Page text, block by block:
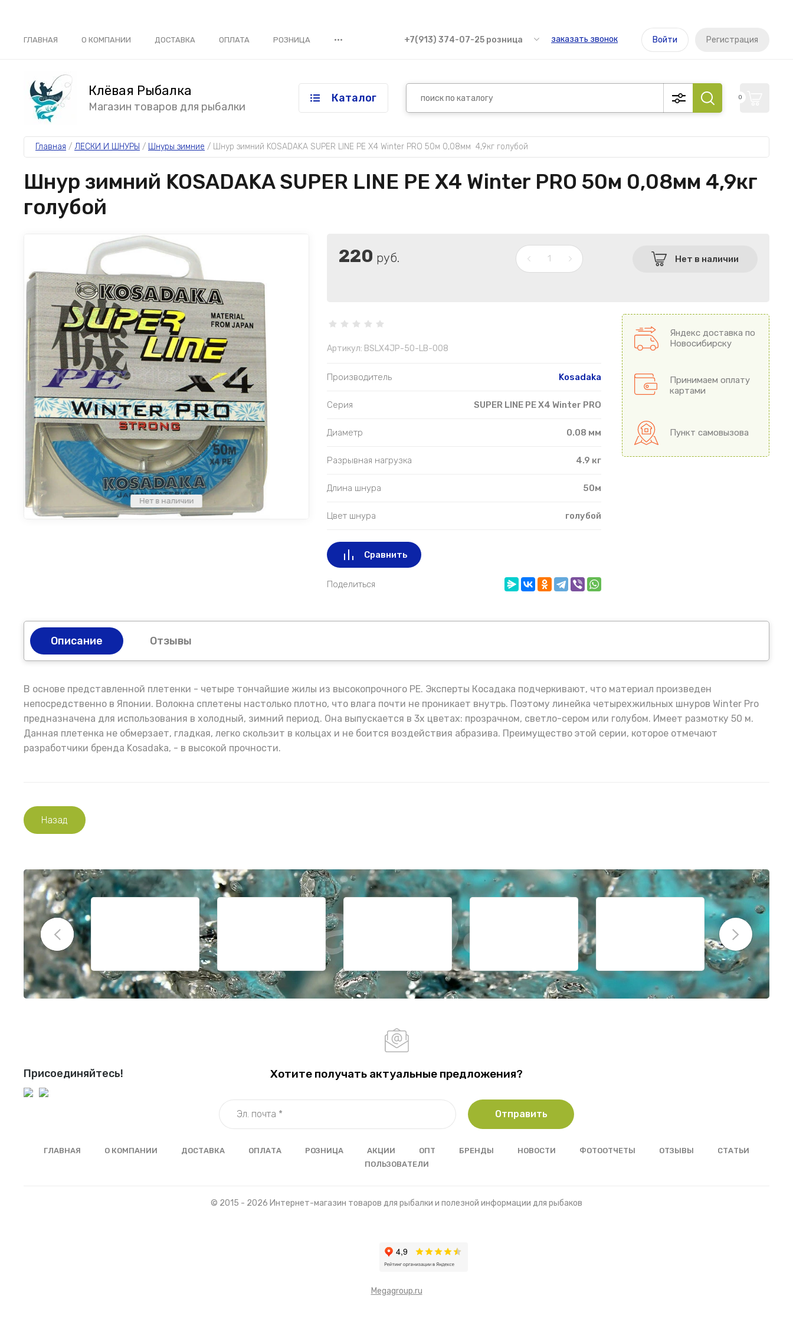
ГЛАВНАЯ О КОМПАНИИ ДОСТАВКА ОПЛАТА РОЗНИЦА ••• +7(913) 374-07-25 розница заказать звонок Войти Регистрация
Клёвая Рыбалка
Магазин товаров для рыбалки
Каталог 0
Главная / ЛЕСКИ И ШНУРЫ / Шнуры зимние / Шнур зимний KOSADAKA SUPER LINE PE X4 Winter PRO 50м 0,08мм  4,9кг голубой
Шнур зимний KOSADAKA SUPER LINE PE X4 Winter PRO 50м 0,08мм 4,9кг
голубой
Нет в наличии
220 руб. Нет в наличии
Артикул: BSLX4JP-50-LB-008
Производитель Kosadaka
Серия SUPER LINE PE X4 Winter PRO
Диаметр 0.08 мм
Разрывная нагрузка 4.9 кг
Длина шнура 50м
Цвет шнура голубой
Сравнить
Поделиться
Яндекс доставка по
Новосибирску
Принимаем оплату
картами
Пункт самовызова
Описание Отзывы
В основе представленной плетенки - четыре тончайшие жилы из высокопрочного PE. Эксперты Косадака подчеркивают, что материал произведен
непосредственно в Японии. Волокна сплетены настолько плотно, что влага почти не проникает внутрь. Поэтому линейка четырехжильных шнуров Winter Pro
предназначена для использования в холодный, зимний период. Она выпускается в 3х цветах: прозрачном, светло-сером или голубом. Имеет размотку 50 м.
Данная плетенка не обмерзает, гладкая, легко скользит в кольцах и не боится воздействия абразива. Преимущество этой серии, которое отмечают
разработчики бренда Kosadaka, - в высокой прочности.
Назад
Присоединяйтесь! Хотите получать актуальные предложения?
Отправить
ГЛАВНАЯ О КОМПАНИИ ДОСТАВКА ОПЛАТА РОЗНИЦА АКЦИИ ОПТ БРЕНДЫ НОВОСТИ ФОТООТЧЕТЫ ОТЗЫВЫ
СТАТЬИ
ПОЛЬЗОВАТЕЛИ
© 2015 - 2026 Интернет-магазин товаров для рыбалки и полезной информации для рыбаков
Megagroup.ru